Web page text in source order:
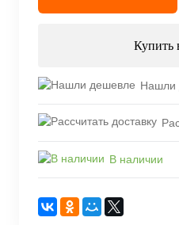
Купить
Нашли
В наличии